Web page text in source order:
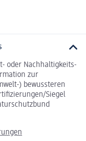
oder Nachhaltigkeits-
zur
) bewussteren
Siegel